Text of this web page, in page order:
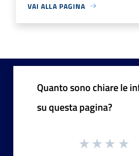
VAI ALLA PAGINA
Quanto sono chiare le
su questa pagina?